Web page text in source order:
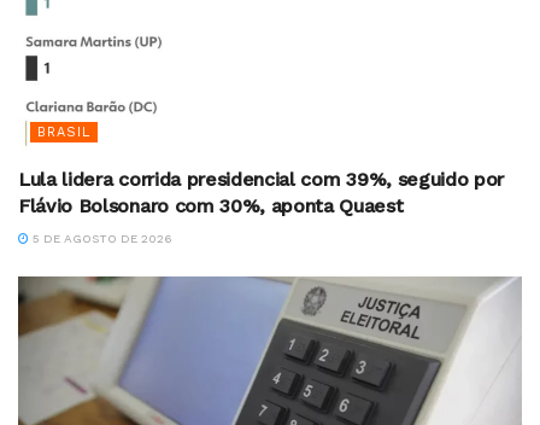
BRASIL
Lula lidera corrida presidencial com 39%, seguido por
Flávio Bolsonaro com 30%, aponta Quaest
5 DE AGOSTO DE 2026